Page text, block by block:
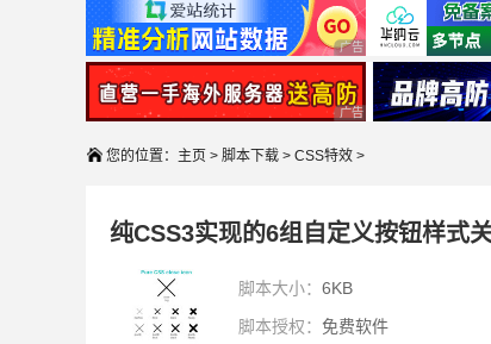
广告 商业广告，理性选择
广告 商业广告，理性选择
您的位置： 主页 > 脚本下载 > CSS特效 >
纯CSS3实现的6组自定义按钮样式
脚本大小： 6KB
脚本授权： 免费软件